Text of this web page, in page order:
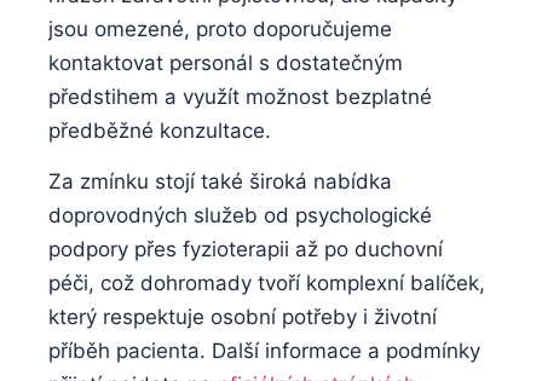
jsou omezené, proto doporučujeme
kontaktovat personál s dostatečným
předstihem a využít možnost bezplatné
předběžné konzultace.
Za zmínku stojí také široká nabídka
doprovodných služeb od psychologické
podpory přes fyzioterapii až po duchovní
péči, což dohromady tvoří komplexní balíček,
který respektuje osobní potřeby i životní
příběh pacienta. Další informace a podmínky